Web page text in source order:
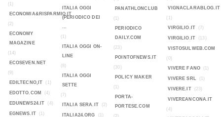
(1)
ECONOMIA&RISPARMIO.IT
(2)
ECONOMY
MAGAZINE
(14)
ECOSEVEN.NET
(9)
EDILTECNO,IT
(1)
EDOTTO.COM (4)
EDUNEWS24.IT (4)
EGNEWS.IT (1)
ITALIA OGGI
(PERIODICO DEI
...
(1)
ITALIA OGGI ON-
LINE
(8)
ITALIA OGGI
SETTE
(7)
ITALIA SERA.IT
(2)
ITALIA24.ORG (1)
PANATHLONCLUB
(1)
PERIODICO
DAILY.COM
(23)
POINTOFNEWS.IT
(30)
POLICY MAKER
(1)
PORTA-
PORTESE.COM
VIGNACLARABLOG.IT
(1)
VIRGILIO.IT
(7)
VIRGILIO.IT (13)
VISTOSULWEB.COM
(0)
VIVERE FANO
(1)
VIVERE SRL (1)
VIVERE.IT (23)
VIVEREANCONA.IT
(4)